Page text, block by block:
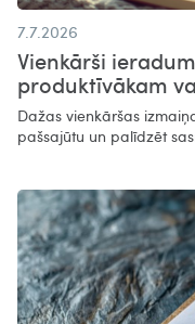
7.7.2026
Vienkārši
produktīvākam
Dažas vienkāršas
pašsajūtu un palīdzēt